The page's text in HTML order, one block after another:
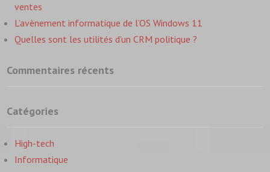
ventes
L’avènement informatique de l’OS Windows 11
Quelles sont les utilités d’un CRM politique ?
Commentaires récents
Catégories
High-tech
Informatique